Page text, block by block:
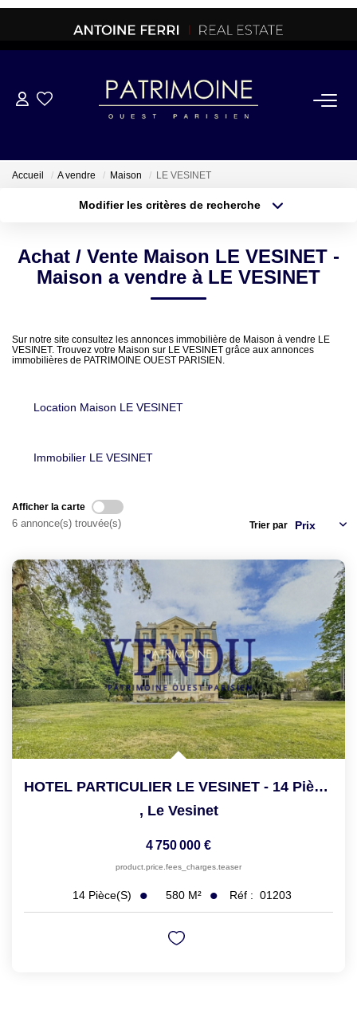
ACHETER
OFF MARKET
BRETAGNE
LOUER
NOTRE AGENCE
Accueil A vendre Maison LE VESINET
Modifier les critères de recherche
Sélectionnez...
Type de bien
Surface min
Créer une alerte
Achat / Vente Maison LE VESINET -
Maison a vendre à LE VESINET
Sur notre site consultez les annonces immobilière de Maison à vendre LE
VESINET. Trouvez votre Maison sur LE VESINET grâce aux annonces
immobilières de PATRIMOINE OUEST PARISIEN.
Location Maison LE VESINET
Immobilier LE VESINET
Afficher la carte
6 annonce(s) trouvée(s) Trier par
HOTEL PARTICULIER LE VESINET - 14 Pièce(s) - 580 M2
, Le Vesinet
4 750 000 €
product.price.fees_charges.teaser
14 Pièce(s) 580 M² Réf : 01203